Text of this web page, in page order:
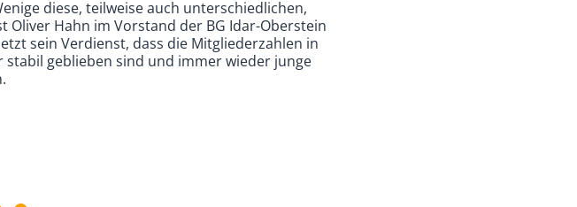
diese, teilweise auch unterschiedlichen,
Oliver Hahn im Vorstand der BG Idar-Oberstein
sein Verdienst, dass die Mitgliederzahlen in
geblieben sind und immer wieder junge